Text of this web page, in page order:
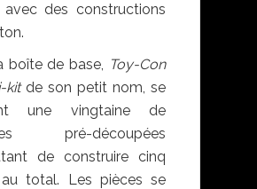
avec des constructions
boîte de base, Toy-Con
kitde son petit nom, se
une vingtaine de
pré-découpées
de construire cinq
total. Les pièces se